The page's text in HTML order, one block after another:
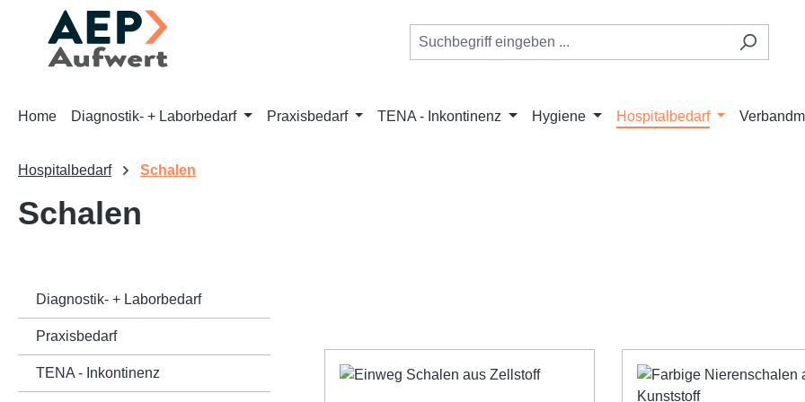
Hauptinhalt springen
Zur Suche springen
Zur Hauptnavigation springen
Home Diagnostik- + Laborbedarf Praxisbedarf TENA - Inkontinenz Hygiene Hospitalbedarf
Hospitalbedarf Schalen
Schalen
Diagnostik- + Laborbedarf
Praxisbedarf
TENA - Inkontinenz